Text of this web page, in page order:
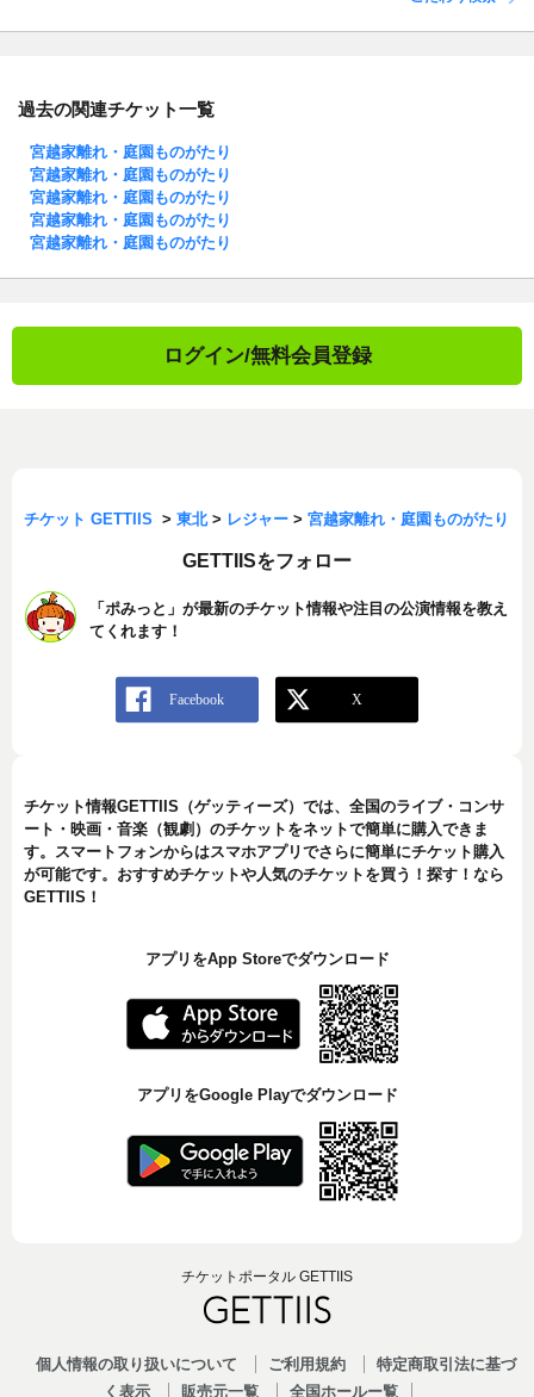
過去の関連チケット一覧
宮越家離れ・庭園ものがたり
宮越家離れ・庭園ものがたり
宮越家離れ・庭園ものがたり
宮越家離れ・庭園ものがたり
宮越家離れ・庭園ものがたり
ログイン/無料会員登録
チケット GETTIIS > 東北> レジャー > 宮越家離れ・庭園ものがたり
GETTIISをフォロー
「ポみっと」が最新のチケット情報や注目の公演情報を教え
てくれます！
チケット情報GETTIIS（ゲッティーズ）では、全国のライブ・コンサ
ート・映画・音楽（観劇）のチケットをネットで簡単に購入できま
す。スマートフォンからはスマホアプリでさらに簡単にチケット購入
が可能です。おすすめチケットや人気のチケットを買う！探す！なら
GETTIIS！
アプリをApp Storeでダウンロード
アプリをGoogle Playでダウンロード
チケットポータル GETTIIS
個人情報の取り扱いについて ご利用規約
特定商取引法に基づ
く表示
販売元一覧 全国ホールー覧